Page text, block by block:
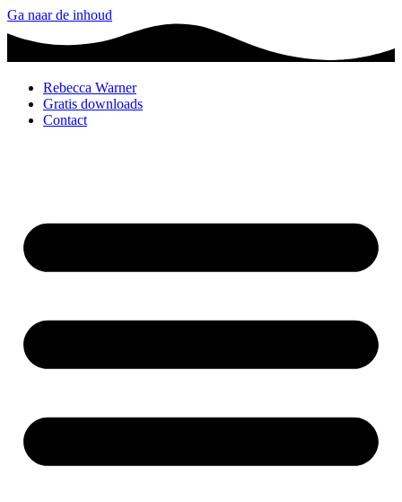
Ga naar de inhoud
Rebecca Warner
Gratis downloads
Contact